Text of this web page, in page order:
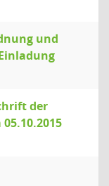
und
der